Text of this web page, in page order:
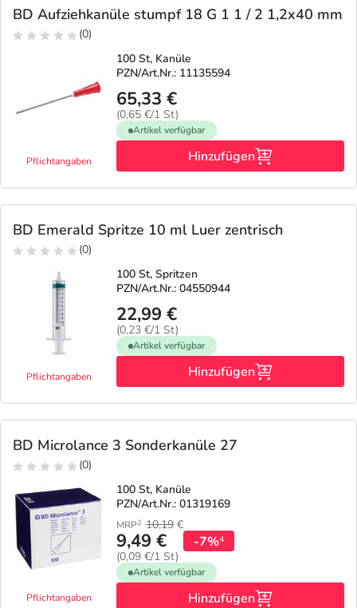
BD Aufziehkanüle stumpf 18 G 1 1 / 2 1,2x40 mm
(0)
Pflichtangaben
100 St, Kanüle
PZN/Art.Nr.: 11135594
65,33 €
(0,65 €/1 St)
Artikel verfügbar
Hinzufügen
BD Emerald Spritze 10 ml Luer zentrisch
(0)
Pflichtangaben
100 St, Spritzen
PZN/Art.Nr.: 04550944
22,99 €
(0,23 €/1 St)
Artikel verfügbar
Hinzufügen
BD Microlance 3 Sonderkanüle 27
(0)
Pflichtangaben
100 St, Kanüle
PZN/Art.Nr.: 01319169
MRP2 10,19 €
9,49 €
(0,09 €/1 St)
-7%4
Artikel verfügbar
Hinzufügen